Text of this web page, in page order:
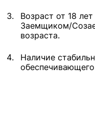
Возраст от 18
Заемщиком/
возраста.
Наличие